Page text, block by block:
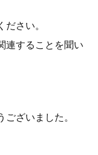
さい。
連することを聞い
ざいました。